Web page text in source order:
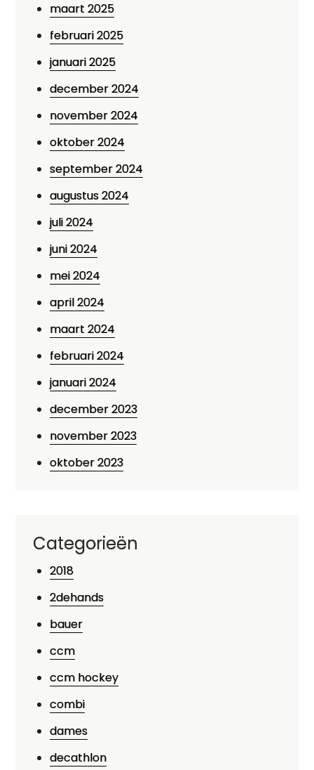
maart 2025
februari 2025
januari 2025
december 2024
november 2024
oktober 2024
september 2024
augustus 2024
juli 2024
juni 2024
mei 2024
april 2024
maart 2024
februari 2024
januari 2024
december 2023
november 2023
oktober 2023
Categorieën
2018
2dehands
bauer
ccm
ccm hockey
combi
dames
decathlon